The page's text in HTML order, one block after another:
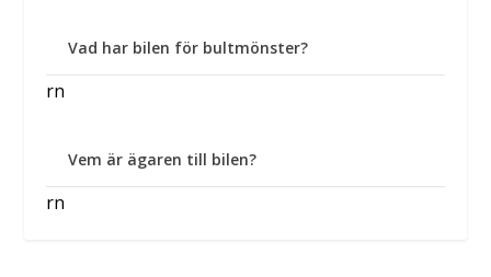
Vad har bilen för bultmönster?
rn
Vem är ägaren till bilen?
rn